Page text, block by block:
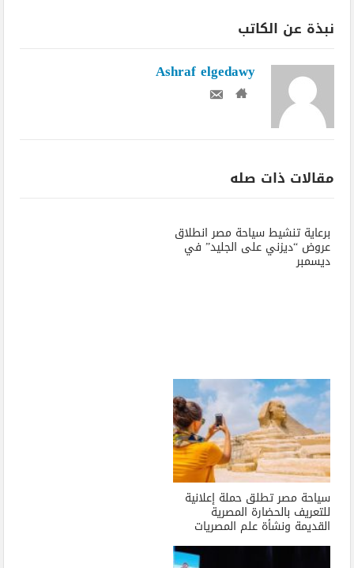
نبذة عن الكاتب
Ashraf elgedawy
مقالات ذات صله
برعاية تنشيط سياحة مصر انطلاق
عروض “ديزني على الجليد” في
ديسمبر
سياحة مصر تطلق حملة إعلانية
للتعريف بالحضارة المصرية
القديمة ونشأة علم المصريات